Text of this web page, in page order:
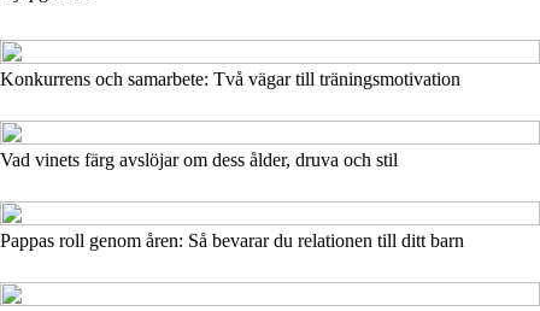
Konkurrens och samarbete: Två vägar till träningsmotivation
Vad vinets färg avslöjar om dess ålder, druva och stil
Pappas roll genom åren: Så bevarar du relationen till ditt barn